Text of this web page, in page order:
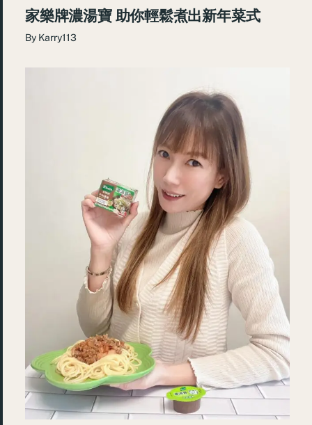
家樂牌濃湯寶 助你輕鬆煮出新年菜式
By Karry113